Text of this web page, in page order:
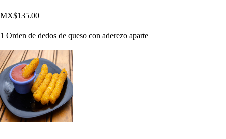
MX$135.00
1 Orden de dedos de queso con aderezo aparte